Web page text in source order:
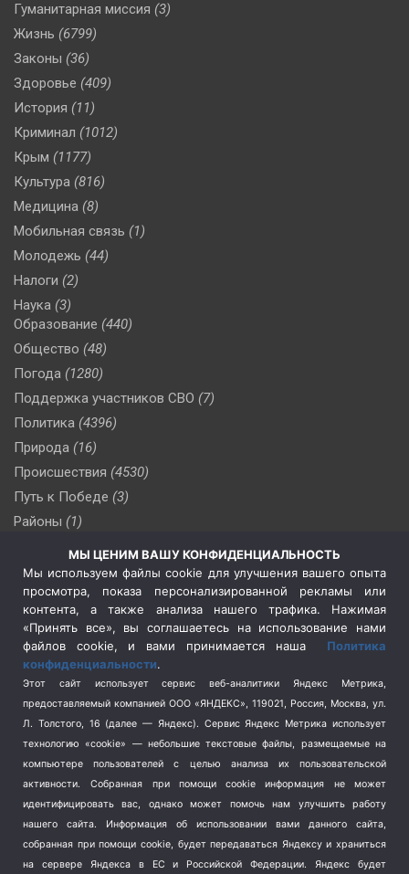
Гуманитарная миссия (3)
Жизнь (6799)
Законы (36)
Здоровье (409)
История (11)
Криминал (1012)
Крым (1177)
Культура (816)
Медицина (8)
Мобильная связь (1)
Молодежь (44)
Налоги (2)
Наука (3)
Образование (440)
Общество (48)
Погода (1280)
Поддержка участников СВО (7)
Политика (4396)
Природа (16)
Происшествия (4530)
Путь к Победе (3)
Районы (1)
(509)
Сельское хозяйство (3)
Социальная политика
(3)
Спецоперация в Украине
Спецоперация на Украине
(404)
Спорт (740)
Терроризм (1)
Транспорт (262)
Туризм (178)
Школа и спорт (2)
Экология (8)
МЫ ЦЕНИМ ВАШУ КОНФИДЕНЦИАЛЬНОСТЬ
Мы используем файлы cookie для улучшения вашего опыта
просмотра, показа персонализированной рекламы или
контента, а также анализа нашего трафика. Нажимая
«Принять все», вы соглашаетесь на использование нами
файлов cookie, и вами принимается наша Политика
конфиденциальности.
Этот сайт использует сервис веб-аналитики Яндекс Метрика,
предоставляемый компанией ООО «ЯНДЕКС», 119021, Россия, Москва, ул.
Л. Толстого, 16 (далее — Яндекс). Сервис Яндекс Метрика использует
технологию «cookie» — небольшие текстовые файлы, размещаемые на
компьютере пользователей с целью анализа их пользовательской
активности.
Собранная при помощи cookie информация не может
идентифицировать вас, однако может помочь нам улучшить работу
нашего сайта. Информация об использовании вами данного сайта,
собранная при помощи cookie, будет передаваться Яндексу и храниться
на сервере Яндекса в ЕС и Российской Федерации. Яндекс будет